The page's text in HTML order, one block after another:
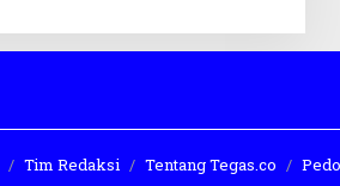
Tim Redaksi Tentang Tegas.co